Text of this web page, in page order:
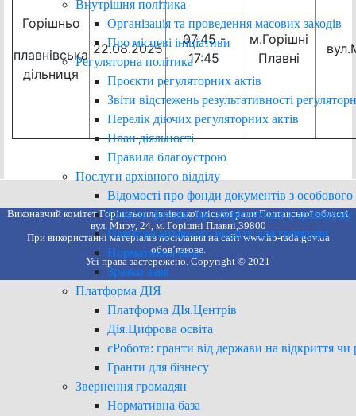
Внутрішня політика
Організація та проведення масових заходів
Про місцеві ініціативи
Регуляторна політика
Проєкти регуляторних актів
Звіти відстежень результативності
Перелік діючих регуляторних актів
План діяльності
Правила благоустрою
Послуги архівного відділу
Відомості про фонди документів з особового
Список фондів, що зберігаються в архівному
Пам'ятка архівного відділу для громадян
Нормативна база
Зразки заяв
Платформа ДІЯ
Платформа ДІя.Центрів
Дія.Цифрова освіта
єРобота: гранти від держави на відкриття чи
Гранти для бізнесу
Звернення громадян
Нормативна база
Горішньо
плавнівська
дільниця
22.08.2025
07:45 -
17:45
м.Горішні
Плавні
Виконавчий комітет Горішньоплавнівської міської ради Полтавської області
вул. Миру, 24, м. Горішні Плавні,39800
При використанні матеріалів посилання на сайт www.hp-rada.gov.ua
обов’язкове.
Усі права застережено. Copyright © 2021